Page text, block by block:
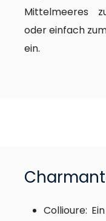
Mittelmeeres
oder einfach
ein.
Collioure: